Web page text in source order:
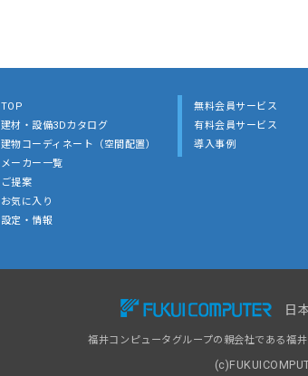
TOP
建材・設備3Dカタログ
建物コーディネート（空間配置）
メーカー一覧
ご提案
お気に入り
設定・情報
無料会員サービス
有料会員サービス
導入事例
日
福井コンピュータグループの親会社である福